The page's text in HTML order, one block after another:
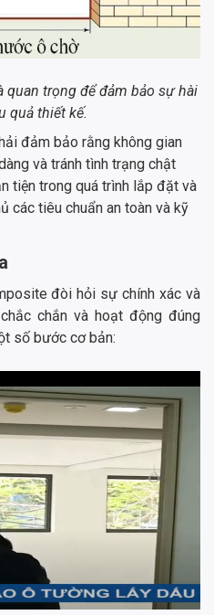
trọng để đảm bảo sự hài
quả thiết kế.
đảm bảo rằng không gian
và tránh tình trạng chật
tiện trong quá trình lắp đặt và
các tiêu chuẩn an toàn và kỹ
đòi hỏi sự chính xác và
chắn và hoạt động đúng
số bước cơ bản: